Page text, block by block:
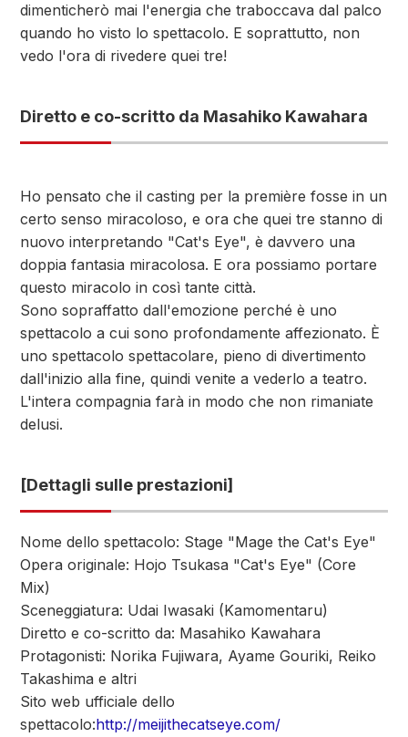
dimenticherò mai l'energia che traboccava dal palco
quando ho visto lo spettacolo. E soprattutto, non
vedo l'ora di rivedere quei tre!
Diretto e co-scritto da Masahiko Kawahara
Ho pensato che il casting per la première fosse in un
certo senso miracoloso, e ora che quei tre stanno di
nuovo interpretando "Cat's Eye", è davvero una
doppia fantasia miracolosa. E ora possiamo portare
questo miracolo in così tante città.
Sono sopraffatto dall'emozione perché è uno
spettacolo a cui sono profondamente affezionato. È
uno spettacolo spettacolare, pieno di divertimento
dall'inizio alla fine, quindi venite a vederlo a teatro.
L'intera compagnia farà in modo che non rimaniate
delusi.
[Dettagli sulle prestazioni]
Nome dello spettacolo: Stage "Mage the Cat's Eye"
Opera originale: Hojo Tsukasa "Cat's Eye" (Core
Mix)
Sceneggiatura: Udai Iwasaki (Kamomentaru)
Diretto e co-scritto da: Masahiko Kawahara
Protagonisti: Norika Fujiwara, Ayame Gouriki, Reiko
Takashima e altri
Sito web ufficiale dello
spettacolo:http://meijithecatseye.com/